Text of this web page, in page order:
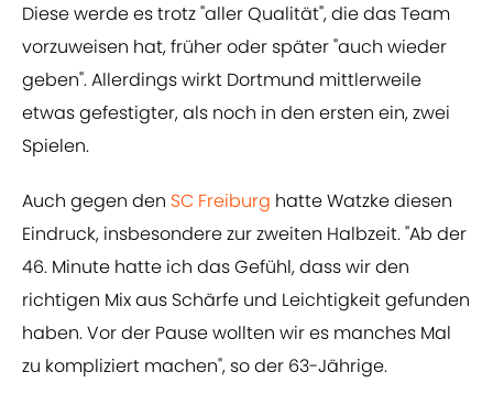
Diese werde es trotz "aller Qualität", die das Team
vorzuweisen hat, früher oder später "auch wieder
geben". Allerdings wirkt Dortmund mittlerweile
etwas gefestigter, als noch in den ersten ein, zwei
Spielen.
Auch gegen den SC Freiburg hatte Watzke diesen
Eindruck, insbesondere zur zweiten Halbzeit. "Ab der
46. Minute hatte ich das Gefühl, dass wir den
richtigen Mix aus Schärfe und Leichtigkeit gefunden
haben. Vor der Pause wollten wir es manches Mal
zu kompliziert machen", so der 63-Jährige.